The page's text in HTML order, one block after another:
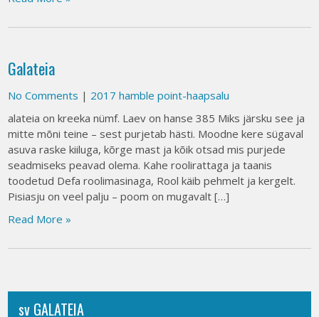
Galateia
No Comments | 2017 hamble point-haapsalu
alateia on kreeka nümf. Laev on hanse 385 Miks järsku see ja
mitte mõni teine – sest purjetab hästi. Moodne kere sügaval
asuva raske kiiluga, kõrge mast ja kõik otsad mis purjede
seadmiseks peavad olema. Kahe roolirattaga ja taanis
toodetud Defa roolimasinaga, Rool käib pehmelt ja kergelt.
Pisiasju on veel palju – poom on mugavalt […]
Read More »
sv GALATEIA